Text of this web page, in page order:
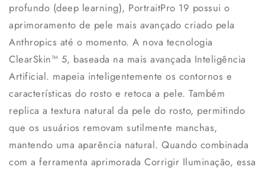
profundo (deep learning), PortraitPro 19 possui o
aprimoramento de pele mais avançado criado pela
Anthropics até o momento. A nova tecnologia
ClearSkin™ 5, baseada na mais avançada Inteligência
Artificial. mapeia inteligentemente os contornos e
características do rosto e retoca a pele. Também
replica a textura natural da pele do rosto, permitindo
que os usuários removam sutilmente manchas,
mantendo uma aparência natural. Quando combinada
com a ferramenta aprimorada Corrigir Iluminação, essa